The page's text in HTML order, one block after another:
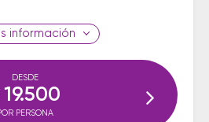
información
DESDE
19.500
PERSONA